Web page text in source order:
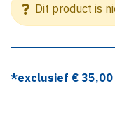
Dit product is
*exclusief € 35,00